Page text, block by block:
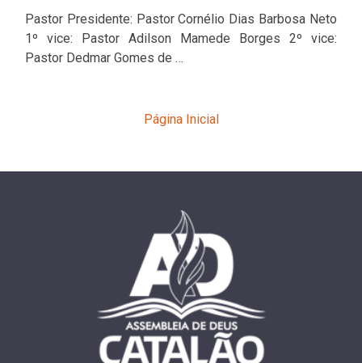
Pastor Presidente: Pastor Cornélio Dias Barbosa Neto
1º vice: Pastor Adilson Mamede Borges 2º vice:
Pastor Dedmar Gomes de …
Página Inicial